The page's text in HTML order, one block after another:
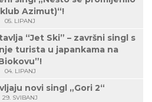
Azimut)“!
05. LIPANJ
“Jet Ski” – završni singl s
turista u japankama na
04. LIPANJ
novi singl „Gori 2“
29. SVIBANJ